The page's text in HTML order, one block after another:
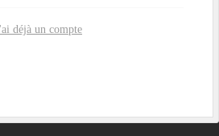
déjà un compte